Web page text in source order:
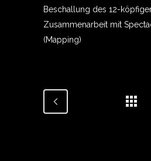
Beschallung des 12-
Zusammenarbeit mit
(Mapping)